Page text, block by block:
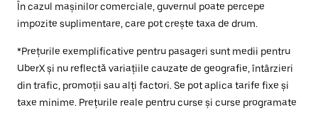
În cazul mașinilor comerciale, guvernul poate percepe
impozite suplimentare, care pot crește taxa de drum.
*Prețurile exemplificative pentru pasageri sunt medii pentru
UberX și nu reflectă variațiile cauzate de geografie, întârzieri
din trafic, promoții sau alți factori. Se pot aplica tarife fixe și
taxe minime. Prețurile reale pentru curse și curse programate